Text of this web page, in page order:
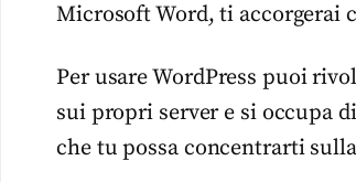
Microsoft Word, ti accorgerai
Per usare WordPress puoi
sui propri server e si occupa
che tu possa concentrarti